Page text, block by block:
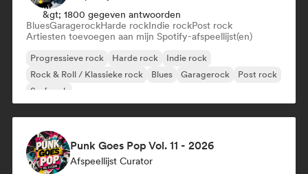
&gt; 1800 gegeven antwoorden
BluesGaragerockHarde rockIndie rockPost rock
Artiesten toevoegen aan mijn Spotify-afspeellijst(en)
Progressieve rock Harde rock
Indie rock
Rock & Roll / Klassieke rock
Blues Garagerock
Post rock
Surf rock
Punk Goes Pop Vol. 11 - 2026
Afspeellijst Curator